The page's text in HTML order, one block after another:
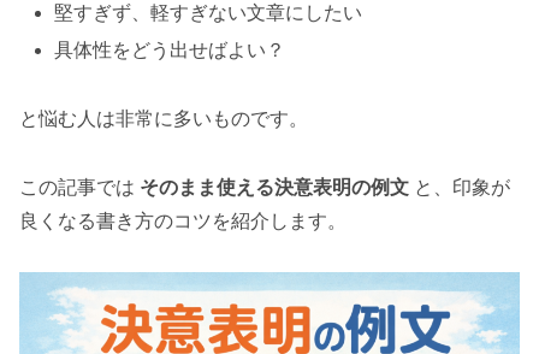
堅すぎず、軽すぎない文章にしたい
具体性をどう出せばよい？
と悩む人は非常に多いものです。
この記事では そのまま使える決意表明の例文 と、印象が
良くなる書き方のコツを紹介します。